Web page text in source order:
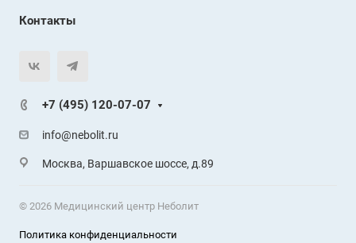
Контакты
+7 (495) 120-07-07
info@nebolit.ru
Москва, Варшавское шоссе, д.89
© 2026 Медицинский центр Неболит
Политика конфиденциальности